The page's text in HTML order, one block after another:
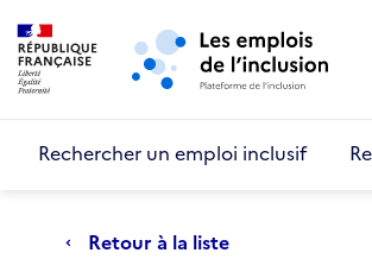
Aller au menu principal
Rechercher un emploi inclusif
Retour à la liste